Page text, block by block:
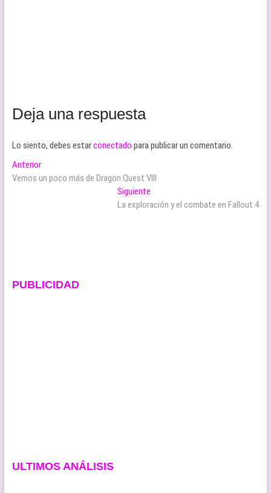
Deja una respuesta
Lo siento, debes estarconectado para publicar un comentario.
Navegación
de
AnteriorEntrada
anterior:
Vemos un poco más de Dragon Quest VIII
Siguiente
siguiente:
La exploración y el combate en Fallout 4
PUBLICIDAD
ULTIMOS ANÁLISIS